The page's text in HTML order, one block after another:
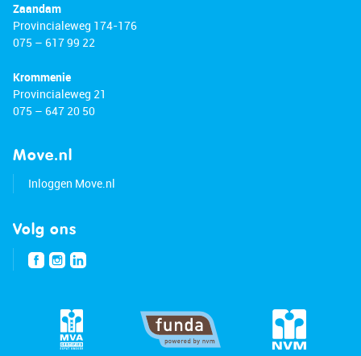
Zaandam
Provincialeweg 174-176
075 – 617 99 22
Krommenie
Provincialeweg 21
075 – 647 20 50
Move.nl
Inloggen Move.nl
Volg ons